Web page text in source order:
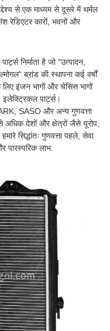
से एक माध्यम से दूसरे में थर्मल
रेडिएटर कारों, भवनों और
निर्माता है जो "उत्पादन,
ब्रांड की स्थापना कई वर्षों
इंजन भागों और चेसिस भागों
पार्ट्स।
SASO और अन्य गुणवत्ता
देशों और क्षेत्रों जैसे यूरोप,
सिद्धांतः गुणवत्ता पहले, सेवा
पारस्परिक लाभ.